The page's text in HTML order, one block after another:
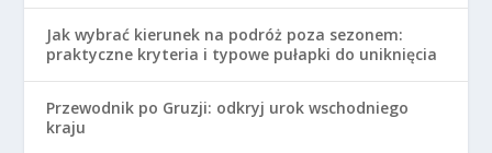
Jak wybrać kierunek na podróż poza sezonem:
praktyczne kryteria i typowe pułapki do uniknięcia
Przewodnik po Gruzji: odkryj urok wschodniego
kraju